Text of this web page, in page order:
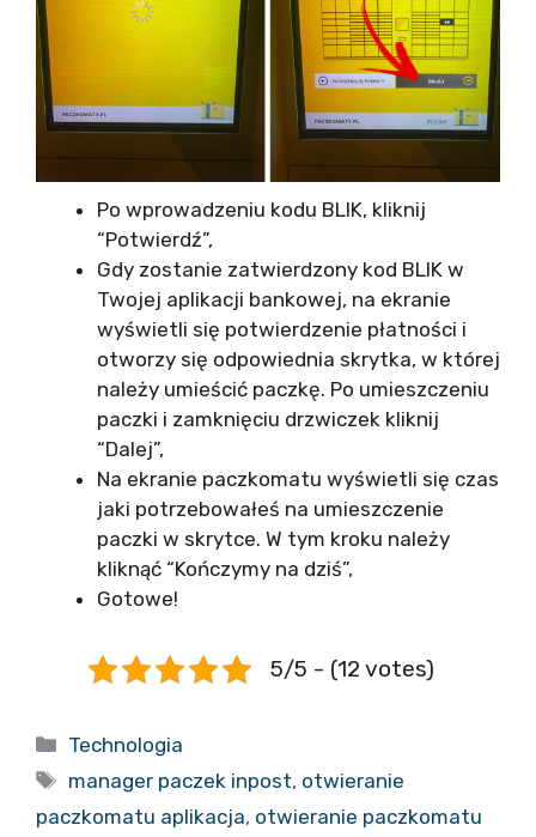
Po wprowadzeniu kodu BLIK, kliknij
“Potwierdź”,
Gdy zostanie zatwierdzony kod BLIK w
Twojej aplikacji bankowej, na ekranie
wyświetli się potwierdzenie płatności i
otworzy się odpowiednia skrytka, w której
należy umieścić paczkę. Po umieszczeniu
paczki i zamknięciu drzwiczek kliknij
“Dalej”,
Na ekranie paczkomatu wyświetli się czas
jaki potrzebowałeś na umieszczenie
paczki w skrytce. W tym kroku należy
kliknąć “Kończymy na dziś”,
Gotowe!
5/5 - (12 votes)
Kategorie
Technologia
Tagi
manager paczek inpost, otwieranie
paczkomatu aplikacja, otwieranie paczkomatu